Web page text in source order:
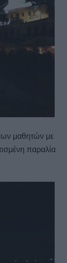
μαθητών με
παραλία